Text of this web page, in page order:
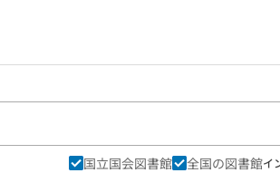
国立国会図書館 全国の図書館イ